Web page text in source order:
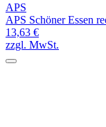
APS
APS Schöner Essen
13,63 €
zzgl. MwSt.